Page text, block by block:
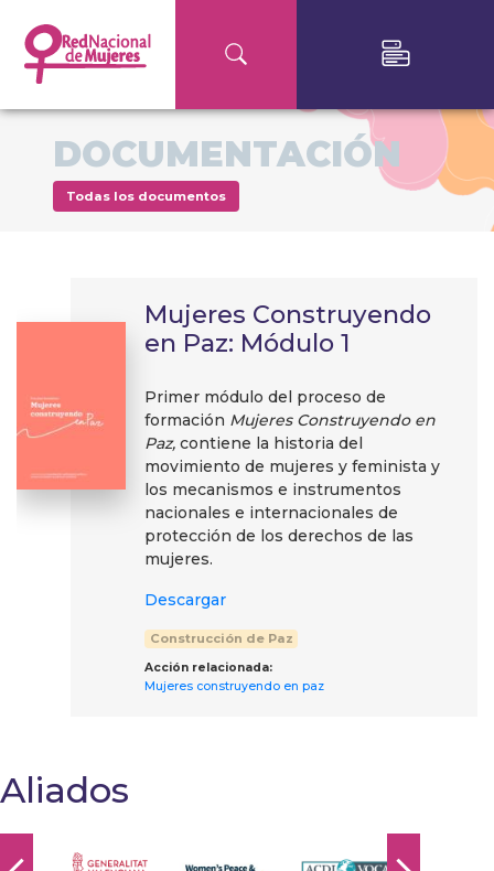
DOCUMENTACIÓN
Todas los documentos
Mujeres Construyendo
en Paz: Módulo 1
Primer módulo del proceso de
formación Mujeres Construyendo en
Paz,contiene la historia del
movimiento de mujeres y feminista y
los mecanismos e instrumentos
nacionales e internacionales de
protección de los derechos de las
mujeres.
Descargar
Construcción de Paz
Acción relacionada:
Mujeres construyendo en paz
Aliados